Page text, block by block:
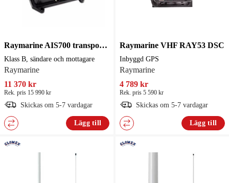
Raymarine AIS700 transponder
Klass B, sändare och mottagare
Raymarine
11 370 kr
Rek. pris 15 990 kr
Skickas om 5-7 vardagar
Lägg till
Raymarine VHF RAY53 DSC
Inbyggd GPS
Raymarine
4 789 kr
Rek. pris 5 590 kr
Skickas om 5-7 vardagar
Lägg till